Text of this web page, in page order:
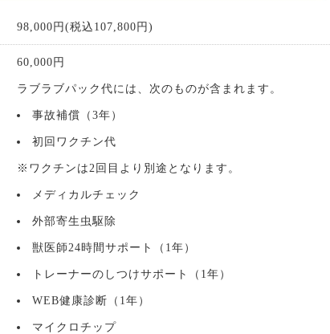
98,000円(税込107,800円)
60,000 円
ラブラブパック代には、次のものが含まれます。
事故補償（3年）
初回ワクチン代
※ワクチンは2回目より別途となります。
メディカルチェック
外部寄生虫駆除
獣医師24時間サポート（1年）
トレーナーのしつけサポート（1年）
WEB健康診断（1年）
マイクロチップ